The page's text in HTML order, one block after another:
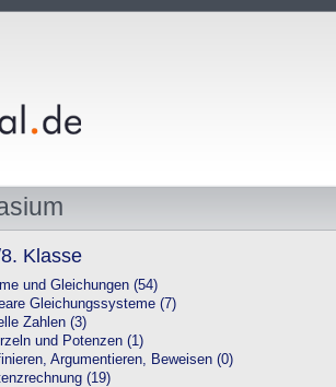
Klasse
und Gleichungen (54)
Gleichungssysteme (7)
Zahlen (3)
und Potenzen (1)
Argumentieren, Beweisen (0)
(19)